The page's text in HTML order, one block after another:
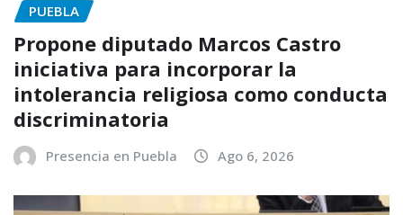
PUEBLA
Propone diputado Marcos Castro
iniciativa para incorporar la
intolerancia religiosa como conducta
discriminatoria
Presencia en Puebla Ago 6, 2026